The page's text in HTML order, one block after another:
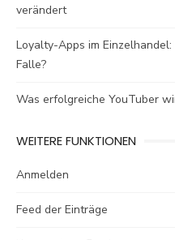
verändert
Loyalty-Apps im
Falle?
Was erfolgreiche YouTuber
WEITERE FUNKTIONEN
Anmelden
Feed der Einträge